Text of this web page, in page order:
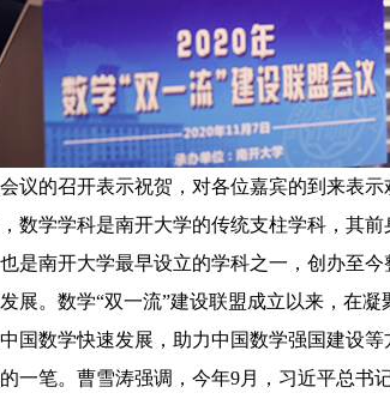
的召开表示祝贺，对各位嘉宾的到来表示
数学学科是南开大学的传统支柱学科，其
是南开大学最早设立的学科之一，创办至
展。数学“双一流”建设联盟成立以来，在凝
国数学快速发展，助力中国数学强国建设
一笔。曹雪涛强调，今年9月，习近平总书